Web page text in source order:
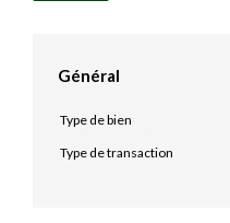
Général
Type de bien
Type de transaction